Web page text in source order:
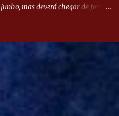
mas deverá chegar de forma
da Itália, e Ludogorets, da
foi a Chapecoense, em 2020.
ao Beira-Rio para ser mais uma
de meio-campo. Atualmente, na
vem atuando como volante, mas